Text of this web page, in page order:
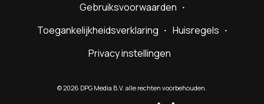
Gebruiksvoorwaarden
Toegankelijkheidsverklaring
Huisregels
Privacy instellingen
©2026 DPG Media B.V. alle rechten voorbehouden.